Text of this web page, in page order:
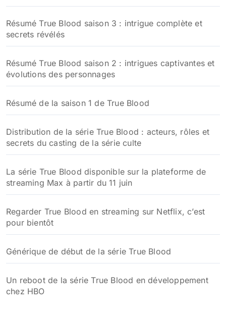
Résumé True Blood saison 3 : intrigue complète et
secrets révélés
Résumé True Blood saison 2 : intrigues captivantes et
évolutions des personnages
Résumé de la saison 1 de True Blood
Distribution de la série True Blood : acteurs, rôles et
secrets du casting de la série culte
La série True Blood disponible sur la plateforme de
streaming Max à partir du 11 juin
Regarder True Blood en streaming sur Netflix, c’est
pour bientôt
Générique de début de la série True Blood
Un reboot de la série True Blood en développement
chez HBO